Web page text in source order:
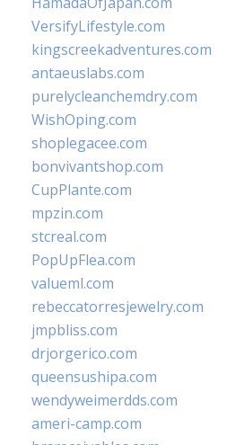
VersifyLifestyle.com
kingscreekadventures.com
antaeuslabs.com
purelycleanchemdry.com
WishOping.com
shoplegacee.com
bonvivantshop.com
CupPlante.com
mpzin.com
stcreal.com
PopUpFlea.com
valueml.com
rebeccatorresjewelry.com
jmpbliss.com
drjorgerico.com
queensushipa.com
wendyweimerdds.com
ameri-camp.com